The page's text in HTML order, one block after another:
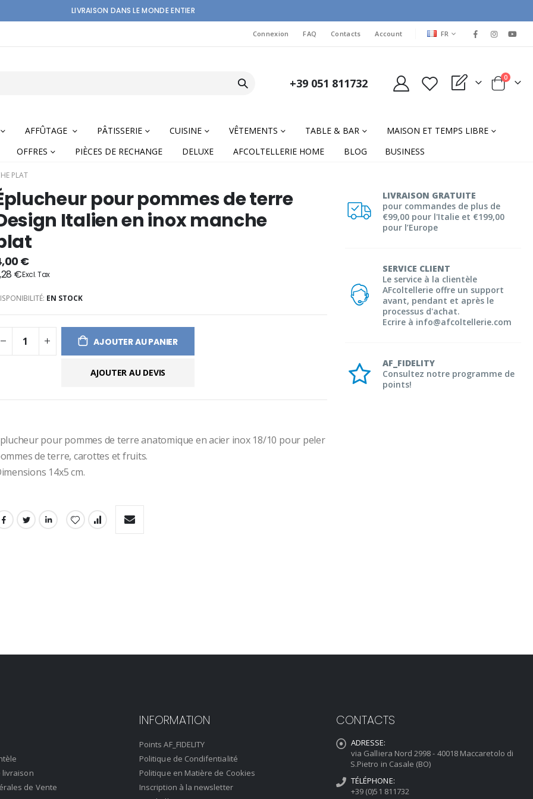
LIVRAISON DANS LE MONDE ENTIER
Connexion FAQ Contacts Account LANGUAGE
FR
+39 051 811732 My Quote Cart
0items
AFFÛTAGE PÂTISSERIE CUISINE VÊTEMENTS TABLE & BAR
MAISON ET TEMPS LIBRE
OFFRES PIÈCES DE RECHANGE DELUXE AFCOLTELLERIE HOME BLOG BUSINESS
PLAT
LIVRAISON GRATUITE
pour commandes de plus de
€99,00 pour l'Italie et €199,00
pour l’Europe
SERVICE CLIENT
Le service à la clientèle
AFcoltellerie offre un support
avant, pendant et après le
processus d'achat.
Ecrire à info@afcoltellerie.com
AF_FIDELITY
Consultez notre programme de
points!
pour pommes de terre
Italien en inox manche
€
€
EN STOCK
AJOUTER AU PANIER
AJOUTER AU DEVIS
pour pommes de terre anatomique en acier inox 18/10 pour peler
de terre, carottes et fruits.
14x5 cm.
livraison
de Vente
INFORMATION
Points AF_FIDELITY
Politique de Condifentialité
Politique en Matière de Cookies
Inscription à la newsletter
CONTACTS
ADRESSE:
via Galliera Nord 2998 - 40018 Maccaretolo di
S.Pietro in Casale (BO)
TÉLÉPHONE:
+39 (0)51 811732